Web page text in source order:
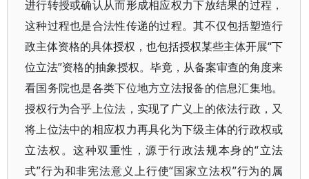
进行转授或确认从而形成相应权力下放结果的过程，
这种过程也是合法性传递的过程。其不仅包括塑造行
政主体资格的具体授权，也包括授权某些主体开展“下
位立法”资格的抽象授权。毕竟，从备案审查的角度来
看国务院也是各类下位地方立法报备的信息汇集地。
授权行为合乎上位法，实现了广义上的依法行政，又
将上位法中的相应权力再具化为下级主体的行政权或
立法权。这种双重性，源于行政法规本身的“立法
式”行为和非宪法意义上行使“国家立法权”行为的属